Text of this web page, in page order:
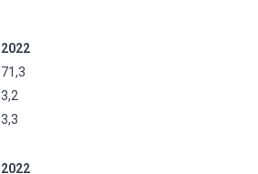
2022
71,3
3,2
3,3
2022